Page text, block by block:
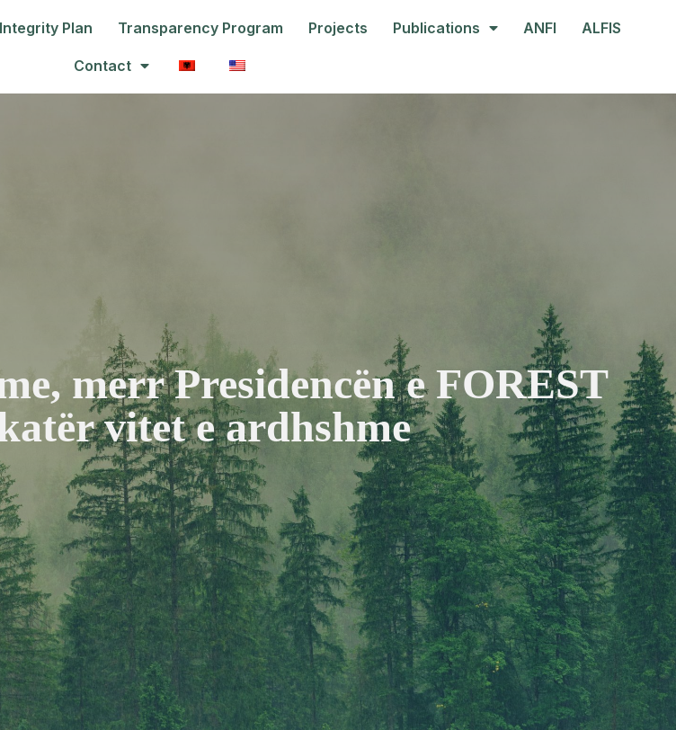
Integrity Plan Transparency Program Projects Publications ANFI ALFIS
Contact
merr Presidencën e FOREST
vitet e ardhshme